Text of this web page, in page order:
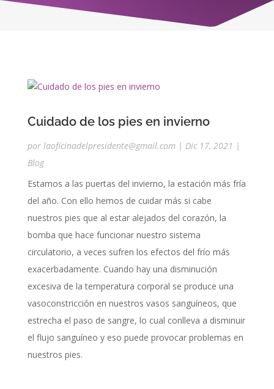
Cuidado de los pies en invierno
por laoficinadelpresidente@gmail.com| Dic 17, 2021 |
Blog
Estamos a las puertas del invierno, la estación más fría
del año. Con ello hemos de cuidar más si cabe
nuestros pies que al estar alejados del corazón, la
bomba que hace funcionar nuestro sistema
circulatorio, a veces sufren los efectos del frío más
exacerbadamente. Cuando hay una disminución
excesiva de la temperatura corporal se produce una
vasoconstricción en nuestros vasos sanguíneos, que
estrecha el paso de sangre, lo cual conlleva a disminuir
el flujo sanguíneo y eso puede provocar problemas en
nuestros pies.